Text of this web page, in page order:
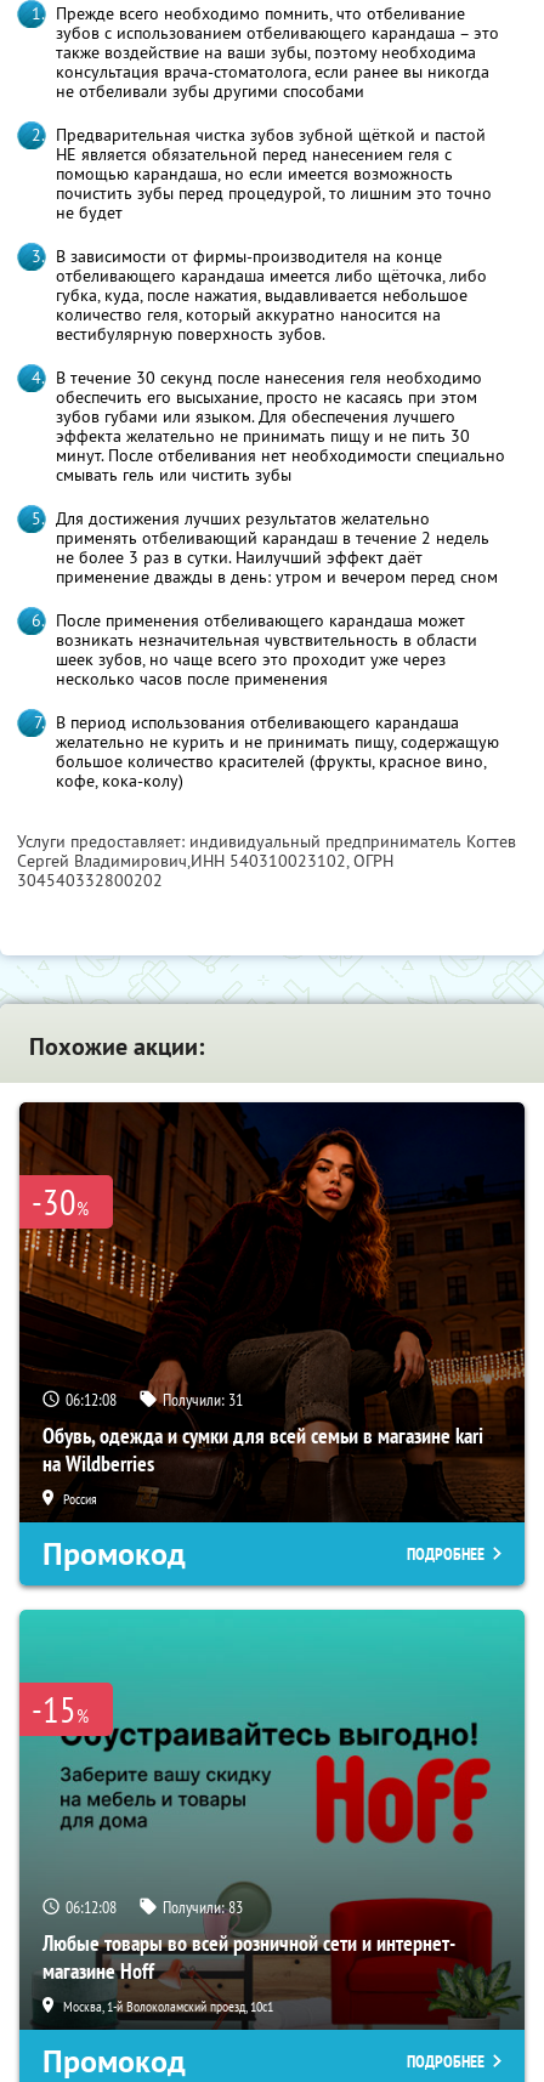
Прежде всего необходимо помнить, что отбеливание
зубов с использованием отбеливающего карандаша – это
также воздействие на ваши зубы, поэтому необходима
консультация врача-стоматолога, если ранее вы никогда
не отбеливали зубы другими способами
Предварительная чистка зубов зубной щёткой и пастой
НЕ является обязательной перед нанесением геля с
помощью карандаша, но если имеется возможность
почистить зубы перед процедурой, то лишним это точно
не будет
В зависимости от фирмы-производителя на конце
отбеливающего карандаша имеется либо щёточка, либо
губка, куда, после нажатия, выдавливается небольшое
количество геля, который аккуратно наносится на
вестибулярную поверхность зубов.
В течение 30 секунд после нанесения геля необходимо
обеспечить его высыхание, просто не касаясь при этом
зубов губами или языком. Для обеспечения лучшего
эффекта желательно не принимать пищу и не пить 30
минут. После отбеливания нет необходимости специально
смывать гель или чистить зубы
Для достижения лучших результатов желательно
применять отбеливающий карандаш в течение 2 недель
не более 3 раз в сутки. Наилучший эффект даёт
применение дважды в день: утром и вечером перед сном
После применения отбеливающего карандаша может
возникать незначительная чувствительность в области
шеек зубов, но чаще всего это проходит уже через
несколько часов после применения
В период использования отбеливающего карандаша
желательно не курить и не принимать пищу, содержащую
большое количество красителей (фрукты, красное вино,
кофе, кока-колу)
Услуги предоставляет: индивидуальный предприниматель Когтев
Сергей Владимирович,ИНН 540310023102, ОГРН
304540332800202
Похожие акции:
-30%
06:12:07 Получили: 31
Обувь, одежда и сумки для всей семьи в магазине kari
на Wildberries
Россия
Промокод ПОДРОБНЕЕ
-15%
06:12:07 Получили:83
Любые товары во всей розничной сети и интернет-
магазине Hoff
Москва, 1-й Волоколамский проезд, 10с1
Промокод ПОДРОБНЕЕ